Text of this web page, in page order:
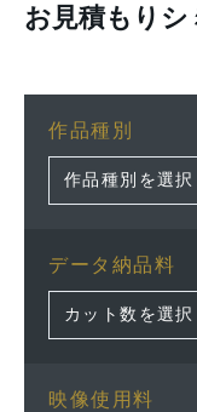
お見積もり
作品種別
データ納品料
映像使用料